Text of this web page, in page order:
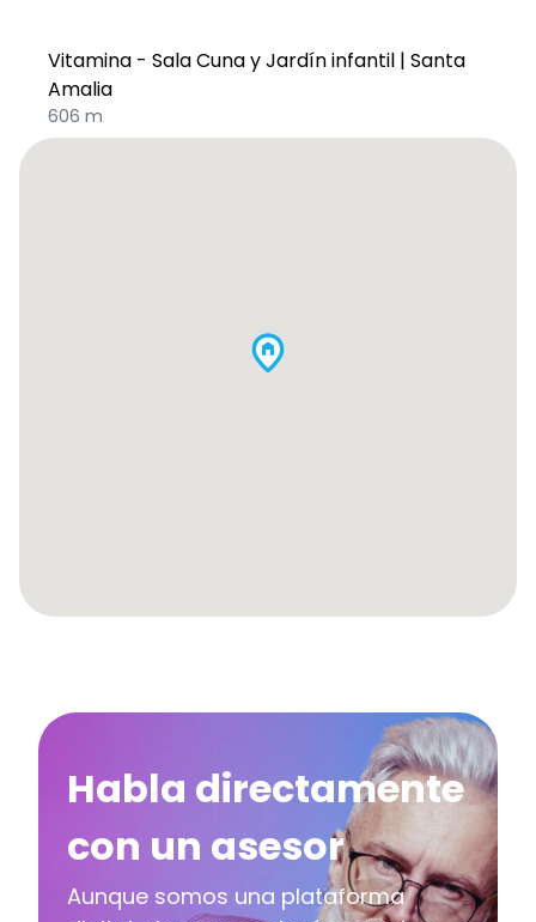
Vitamina - Sala Cuna y Jardín infantil | Santa
Amalia
606 m
Habla directamente
con un asesor
Aunque somos una plataforma